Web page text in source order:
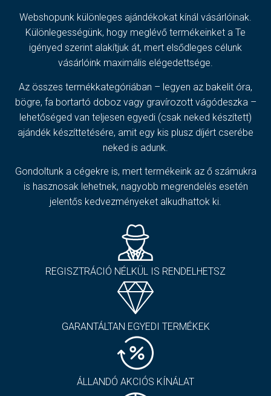
Webshopunk különleges ajándékokat kínál vásárlóinak.
Különlegességünk, hogy meglévő termékeinket a Te
igényed szerint alakítjuk át, mert elsődleges célunk
vásárlóink maximális elégedettsége.
Az összes termékkategóriában – legyen az bakelit óra,
bögre, fa bortartó doboz vagy gravírozott vágódeszka –
lehetőséged van teljesen egyedi (csak neked készített)
ajándék készíttetésére, amit egy kis plusz díjért cserébe
neked is adunk.
Gondoltunk a cégekre is, mert termékeink az ő számukra
is hasznosak lehetnek, nagyobb megrendelés esetén
jelentős kedvezményeket alkudhattok ki.
REGISZTRÁCIÓ NÉLKÜL IS RENDELHETSZ
GARANTÁLTAN EGYEDI TERMÉKEK
ÁLLANDÓ AKCIÓS KÍNÁLAT